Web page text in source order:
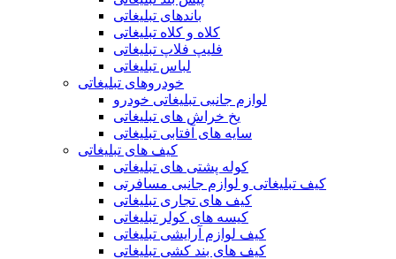
باندهای تبلیغاتی
کلاه و کلاه تبلیغاتی
فلیپ فلاپ تبلیغاتی
لباس تبلیغاتی
خودروهای تبلیغاتی
لوازم جانبی تبلیغاتی خودرو
یخ خراش های تبلیغاتی
سایه های آفتابی تبلیغاتی
کیف های تبلیغاتی
کوله پشتی های تبلیغاتی
کیف تبلیغاتی و لوازم جانبی مسافرتی
کیف های تجاری تبلیغاتی
کیسه های کولر تبلیغاتی
کیف لوازم آرایشی تبلیغاتی
کیف های بند کشی تبلیغاتی